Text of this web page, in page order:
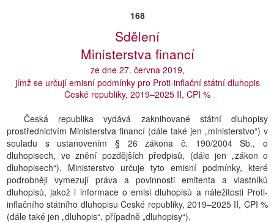
168
Sdělení
Ministerstva financí
ze dne 27. června 2019,
jímž se určují emisní podmínky pro Proti-inflační státní dluhopis
České republiky, 2019–2025 II, CPI %
Česká republika vydává zaknihované státní dluhopisy
prostřednictvím Ministerstva financí (dále také jen „ministerstvo“) v
souladu s ustanovením § 26 zákona č. 190/2004 Sb., o
dluhopisech, ve znění pozdějších předpisů, (dále jen „zákon o
dluhopisech“). Ministerstvo určuje tyto emisní podmínky, které
podrobněji vymezují práva a povinnosti emitenta a vlastníků
dluhopisů, jakož i informace o emisi dluhopisů a náležitosti Proti-
inflačního státního dluhopisu České republiky, 2019–2025 II, CPI %
(dále také jen „dluhopis“, případně „dluhopisy“).